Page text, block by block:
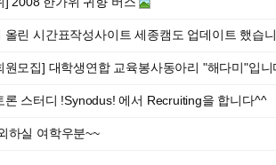
올린 시간표작성사이트 세종캠도 업데이트 했습
원모집] 대학생연합 교육봉사동아리 "해다미"입니
론 스터디 !Synodus! 에서 Recruiting을 합니다^^
하실 여학우분~~